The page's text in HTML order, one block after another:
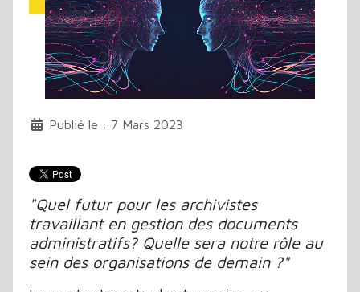
Publié le : 7 Mars 2023
"Quel futur pour les archivistes
travaillant en gestion des documents
administratifs? Quelle sera notre rôle au
sein des organisations de demain ?"